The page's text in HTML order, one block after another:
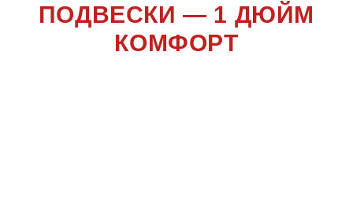
ПОДВЕСКИ — 1 ДЮЙМ
КОМФОРТ